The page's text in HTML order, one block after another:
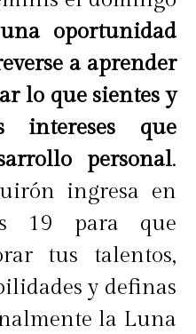
oportunidad
a aprender
lo que sientes y
intereses que
personal.
ingresa en
19 para que
tus talentos,
y definas
la Luna